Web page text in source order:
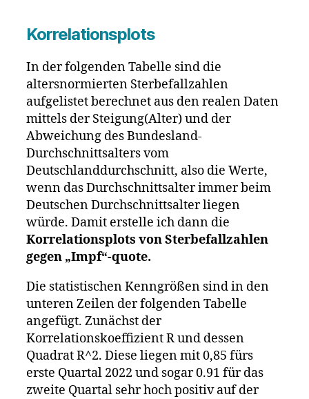
Korrelationsplots
In der folgenden Tabelle sind die
altersnormierten Sterbefallzahlen
aufgelistet berechnet aus den realen Daten
mittels der Steigung(Alter) und der
Abweichung des Bundesland-
Durchschnittsalters vom
Deutschlanddurchschnitt, also die Werte,
wenn das Durchschnittsalter immer beim
Deutschen Durchschnittsalter liegen
würde. Damit erstelle ich dann die
Korrelationsplots von Sterbefallzahlen
gegen „Impf“-quote.
Die statistischen Kenngrößen sind in den
unteren Zeilen der folgenden Tabelle
angefügt. Zunächst der
Korrelationskoeffizient R und dessen
Quadrat R^2. Diese liegen mit 0,85 fürs
erste Quartal 2022 und sogar 0.91 für das
zweite Quartal sehr hoch positiv auf der